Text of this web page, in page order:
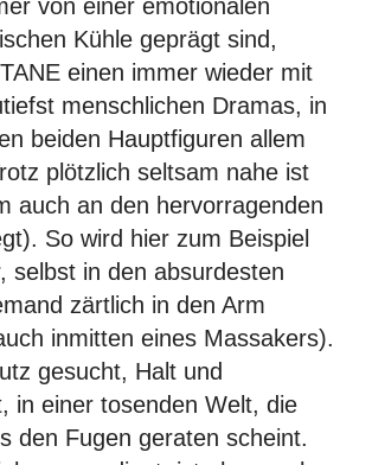
von einer emotionalen
Kühle geprägt sind,
einen immer wieder mit
menschlichen Dramas, in
beiden Hauptfiguren allem
plötzlich seltsam nahe ist
auch an den hervorragenden
So wird hier zum Beispiel
selbst in den absurdesten
zärtlich in den Arm
inmitten eines Massakers).
gesucht, Halt und
in einer tosenden Welt, die
den Fugen geraten scheint.